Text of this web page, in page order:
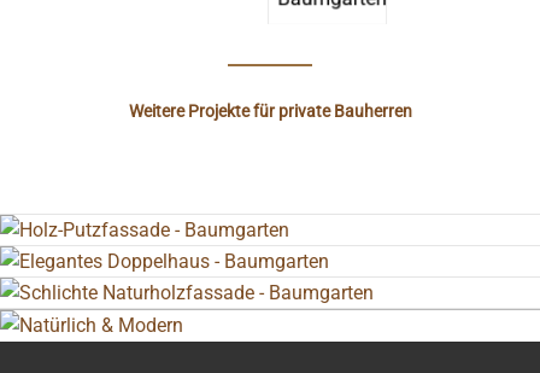
Weitere Projekte für private Bauherren